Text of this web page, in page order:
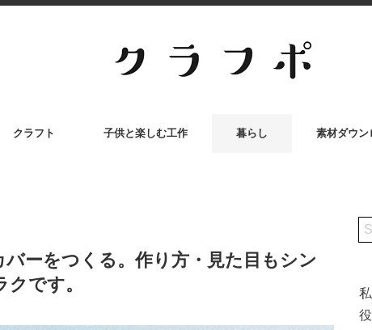
クラフト 子供と楽しむ工作 暮らし 素材ダウン
ーをつくる。作り方・見た目もシン
です。